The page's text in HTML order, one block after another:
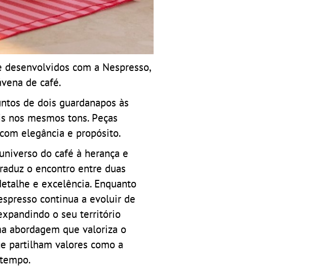
com a Nespresso,
de café.
de dois guardanapos às
nos mesmos tons. Peças
elegância e propósito.
do café à herança e
o encontro entre duas
e excelência. Enquanto
continua a evoluir de
o seu território
abordagem que valoriza o
partilham valores como a